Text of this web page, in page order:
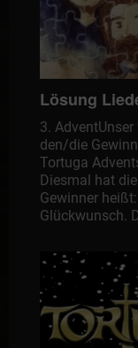
Lösung
3.
den/die
Tortuga
Diesmal hat
Gewinner heißt:
Glückwunsch.